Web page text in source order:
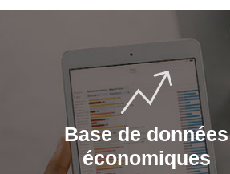
Base de données
économiques